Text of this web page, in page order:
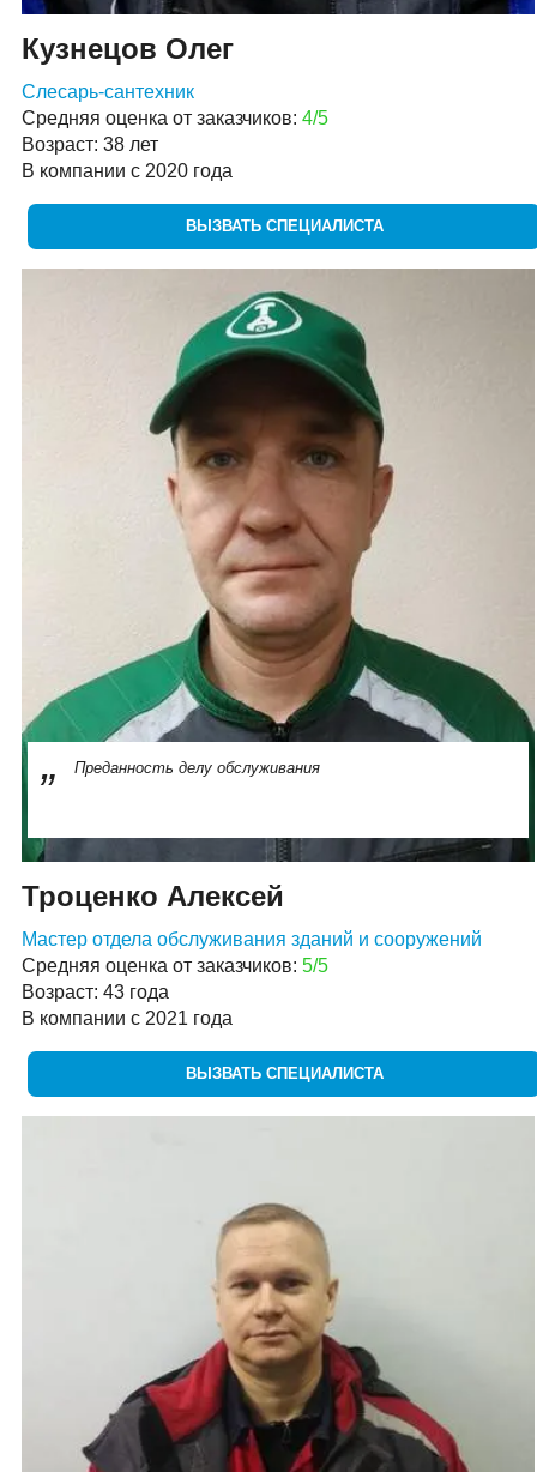
Кузнецов Олег
Слесарь-сантехник
Средняя оценка от заказчиков: 4/5
Возраст: 38 лет
В компании с 2020 года
ВЫЗВАТЬ СПЕЦИАЛИСТА
Преданность делу обслуживания
Троценко Алексей
Мастер отдела обслуживания зданий и сооружений
Средняя оценка от заказчиков: 5/5
Возраст: 43 года
В компании с 2021 года
ВЫЗВАТЬ СПЕЦИАЛИСТА